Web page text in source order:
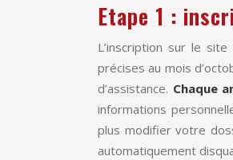
Etape 1 :
L’inscription sur le
précises au mois
d’assistance. Chaque
informations
plus modifier votre
automatiquement